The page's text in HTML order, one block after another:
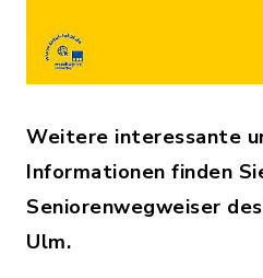
Weitere interessante
Informationen finden
Seniorenwegweiser
Ulm.